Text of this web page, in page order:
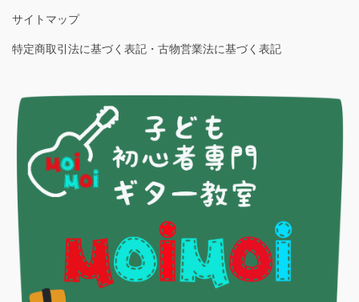
サイトマップ
特定商取引法に基づく表記・古物営業法に基づく表記